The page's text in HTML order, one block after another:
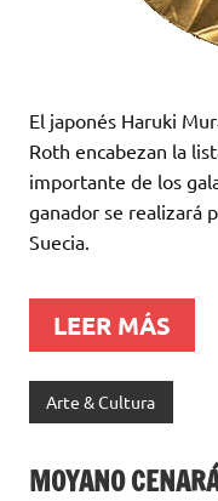
El japonés Haruki
Roth encabezan la
importante de los
ganador se realizará
Suecia.
LEER MÁS
Arte & Cultura
MOYANO